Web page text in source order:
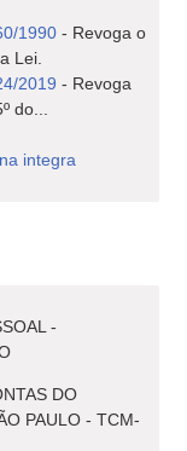
1990 - Revoga o
Lei.
2019 - Revoga
do...
integra
-
DO
PAULO - TCM-